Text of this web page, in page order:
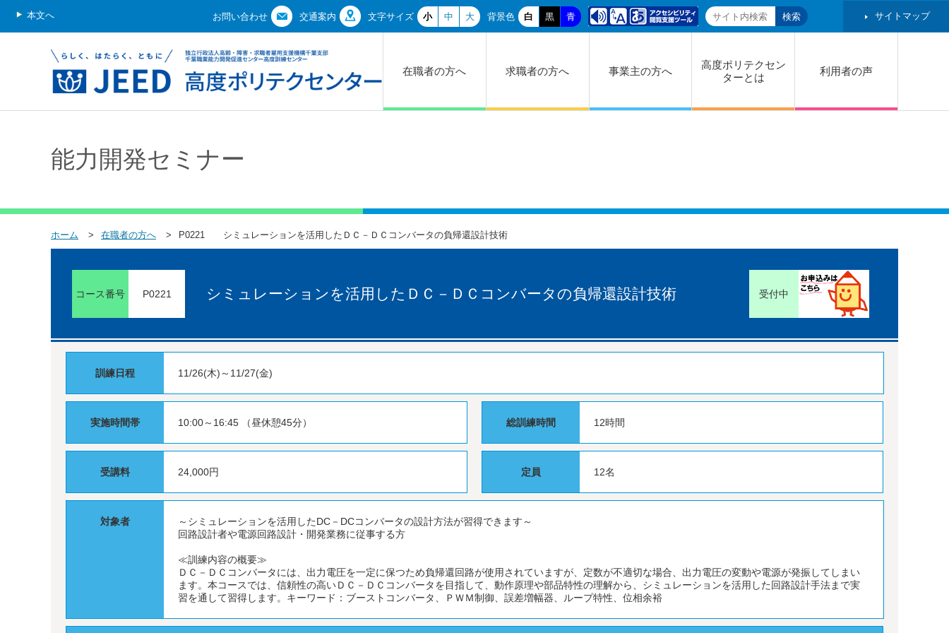
本文へ お問い合わせ 交通案内 文字サイズ 小 中 大 背景色 白 黒 青 サイトマップ
在職者の方へ 求職者の方へ 事業主の方へ
高度ポリテクセン
ターとは
利用者の声
能力開発セミナー
ホーム 在職者の方へ P0221 シミュレーションを活用したＤＣ－ＤＣコンバータの負帰還設計技術
コース番号 P0221 シミュレーションを活用したＤＣ－ＤＣコンバータの負帰還設計技術 受付中
訓練日程 11/26(木)～11/27(金)
実施時間帯 10:00～16:45 （昼休憩45分） 総訓練時間 12時間
受講料 24,000円 定員 12名
対象者
～シミュレーションを活用したDC－DCコンバータの設計方法が習得できます～
回路設計者や電源回路設計・開発業務に従事する方
≪訓練内容の概要≫
ＤＣ－ＤＣコンバータには、出力電圧を一定に保つため負帰還回路が使用されていますが、定数が不適切な場合、出力電圧の変動や電源が発振してしまい
ます。本コースでは、信頼性の高いＤＣ－ＤＣコンバータを目指して、動作原理や部品特性の理解から、シミュレーションを活用した回路設計手法まで実
習を通して習得します。キーワード：ブーストコンバータ、ＰＷＭ制御、誤差増幅器、ループ特性、位相余裕